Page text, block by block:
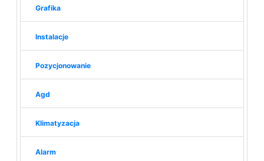
Grafika
Instalacje
Pozycjonowanie
Agd
Klimatyzacja
Alarm